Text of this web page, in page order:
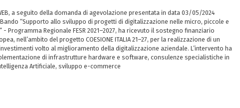
WEB, a seguito della domanda di agevolazione presentata in data 03/05/2024
“Supporto allo sviluppo di progetti di digitalizzazione nelle micro, piccole e
- Programma Regionale FESR 2021–2027, ha ricevuto il sostegno finanziario
nell’ambito del progetto COESIONE ITALIA 21–27, per la realizzazione di un
volto al miglioramento della digitalizzazione aziendale. L’intervento ha
di infrastrutture hardware e software, consulenze specialistiche in
Artificiale, sviluppo e-commerce